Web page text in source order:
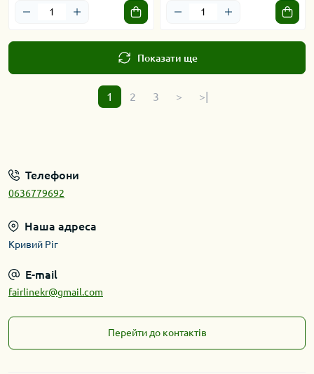
Показати ще
1 2 3 > >|
Телефони
0636779692
Наша адреса
Кривий Ріг
E-mail
fairlinekr@gmail.com
Перейти до контактів